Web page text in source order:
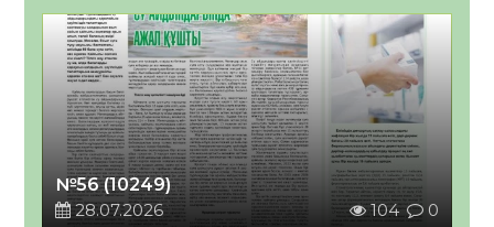
№56 (10249)
28.07.2026
104 0